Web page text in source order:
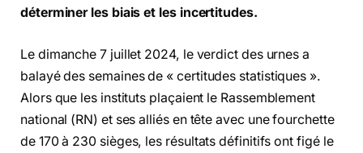
déterminer les biais et les incertitudes.
Le dimanche 7 juillet 2024, le verdict des urnes a
balayé des semaines de « certitudes statistiques ».
Alors que les instituts plaçaient le Rassemblement
national (RN) et ses alliés en tête avec une fourchette
de 170 à 230 sièges, les résultats définitifs ont figé le